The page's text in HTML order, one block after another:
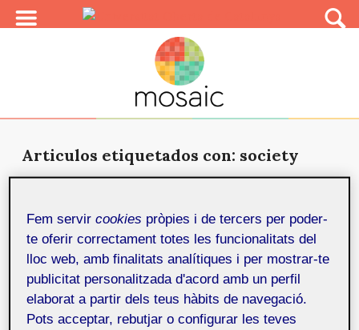
Articulos etiquetados con: society
desembre de 2025
Ars Electronica is a renowned
international festival that, since 1979, explores the
intersections of art, tech...
Fem servircookies pròpies i de tercers per poder-
te oferir correctament totes les funcionalitats del
lloc web, amb finalitats analítiques i per mostrar-te
publicitat personalitzada d'acord amb un perfil
elaborat a partir dels teus hàbits de navegació.
Pots acceptar, rebutjar o configurar les teves